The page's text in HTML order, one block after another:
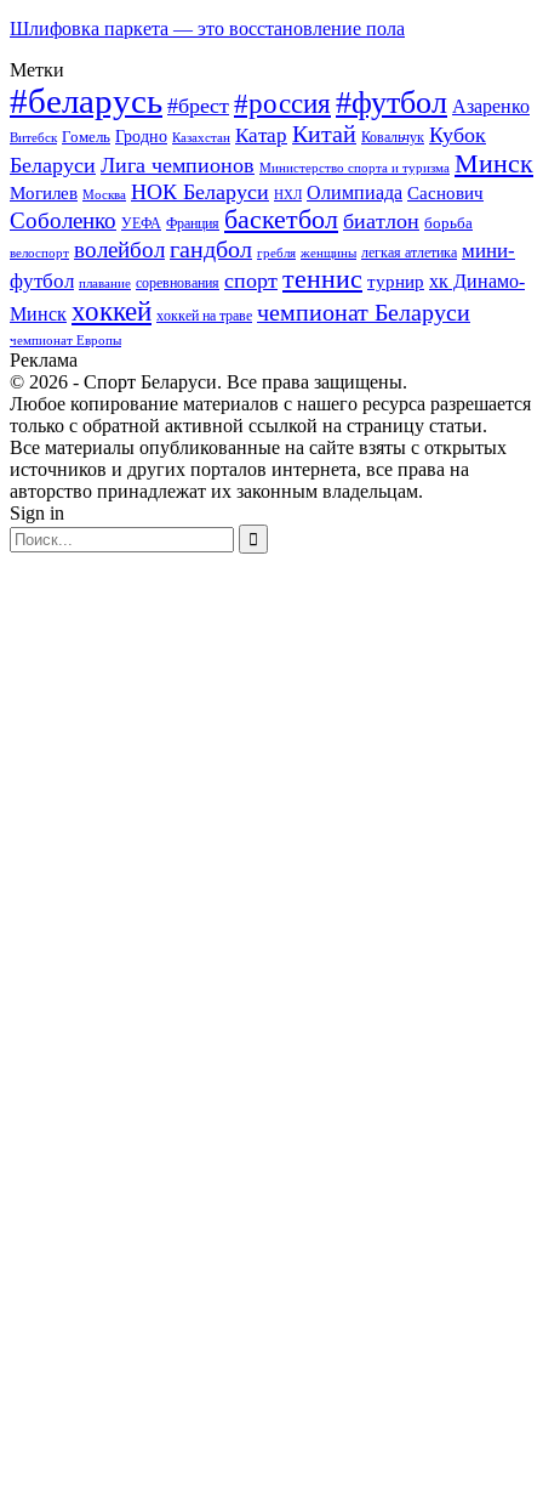
Шлифовка паркета — это восстановление пола
Метки
#беларусь #брест #россия#футбол Азаренко
Витебск Гомель Гродно Казахстан Катар Китай Ковальчук Кубок
Беларуси Лига чемпионов Министерство спорта и туризма Минск
Могилев Москва НОК Беларуси НХЛ Олимпиада Саснович
Соболенко УЕФА Франция баскетбол биатлон борьба
велоспорт волейболгандбол гребля женщины легкая атлетика мини-
футбол плавание соревнования спорт теннис турнир хк Динамо-
Минск хоккей хоккей на траве чемпионат Беларуси
чемпионат Европы
Реклама
© 2026 - Спорт Беларуси. Все права защищены.
Любое копирование материалов с нашего ресурса разрешается
только с обратной активной ссылкой на страницу статьи.
Все материалы опубликованные на сайте взяты с открытых
источников и других порталов интернета, все права на
авторство принадлежат их законным владельцам.
Sign in